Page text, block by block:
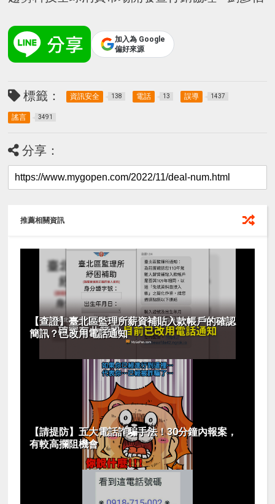
加入為 Google
偏好來源
標籤： 資訊安全 138 電話 13 誤導 1437
謠言 3491
分享：
推薦相關資訊
【查證】臺北區監理所薪資補貼入款帳戶的確認
簡訊？已改用電話通知
【請提防】五大電話詐騙手法！30分鐘內報案，
有較高攔阻機會